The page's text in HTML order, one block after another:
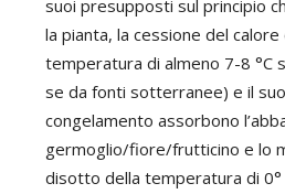
suoi presupposti sul principio
la pianta, la cessione del calore
temperatura di almeno 7-8
se da fonti sotterranee) e il
congelamento assorbono
germoglio/fiore/frutticino e lo
disotto della temperatura di 0°